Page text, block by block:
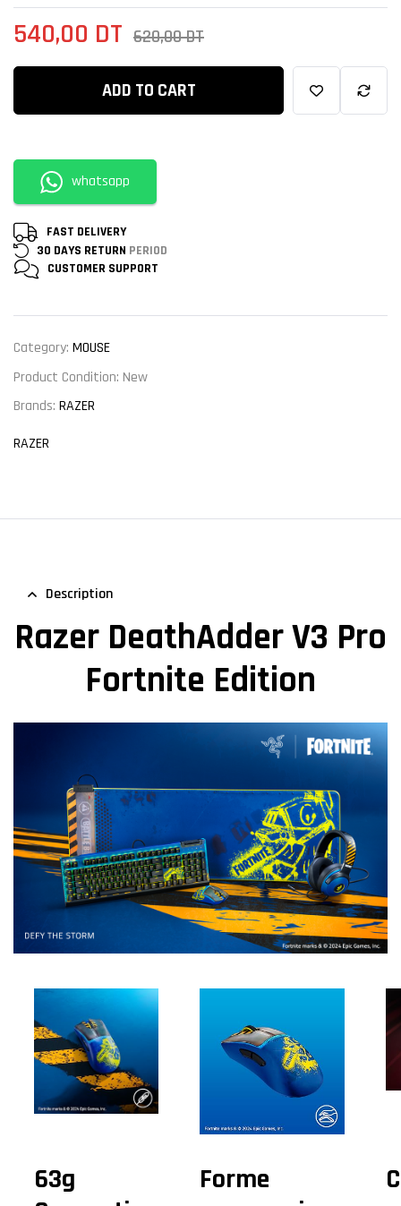
540,00 DT 620,00DT
ADD TO CART
whatsapp
FAST DELIVERY
30 DAYS RETURN PERIOD
CUSTOMER SUPPORT
Category: MOUSE
Product Condition: New
Brands: RAZER
RAZER
Description
Razer DeathAdder V3 Pro
Fortnite Edition
63g
Forme